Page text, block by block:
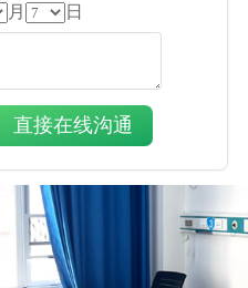
月 日
直接在线沟通